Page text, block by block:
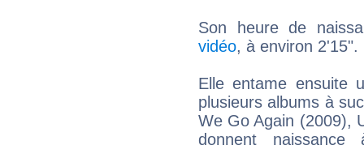
Son heure de
vidéo, à environ 2'15".
Elle entame ensuite
plusieurs albums à
We Go Again (2009),
donnent